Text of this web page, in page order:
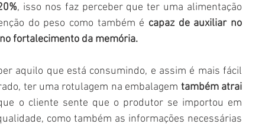
, isso nos faz perceber que ter uma alimentação
do peso como também é capaz de auxiliar no
fortalecimento da memória.
aquilo que está consumindo, e assim é mais fácil
ter uma rotulagem na embalagem também atrai
o cliente sente que o produtor se importou em
como também as informações necessárias